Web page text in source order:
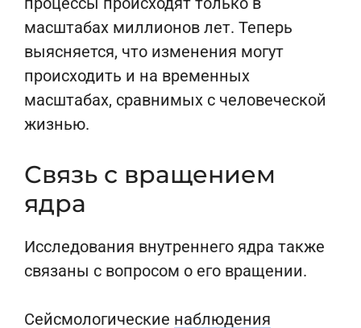
масштабах миллионов лет. Теперь
выясняется, что изменения могут
происходить и на временных
масштабах, сравнимых с человеческой
жизнью.
Связь с вращением
ядра
Исследования внутреннего ядра также
связаны с вопросом о его вращении.
Сейсмологические наблюдения